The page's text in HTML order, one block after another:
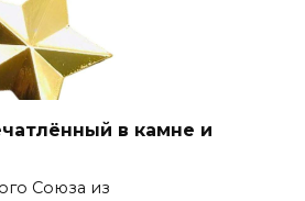
в камне и
Союза из